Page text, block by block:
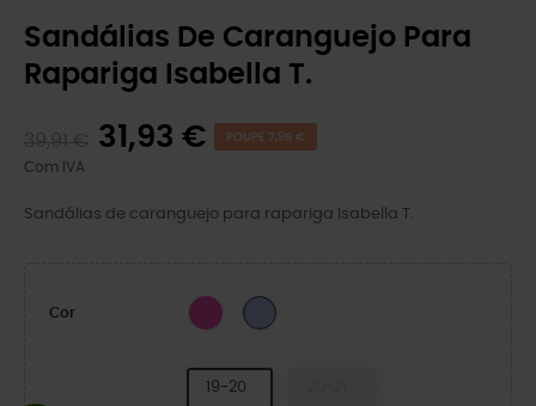
Sandálias De Caranguejo Para
Rapariga Isabella T.
31,93 € POUPE 7,98 €
Com IVA
Sandálias de caranguejo para rapariga Isabella T.
Cor Suco Geleia da Lua
19-20